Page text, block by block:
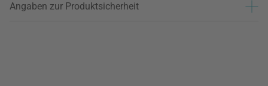
Angaben zur Produktsicherheit